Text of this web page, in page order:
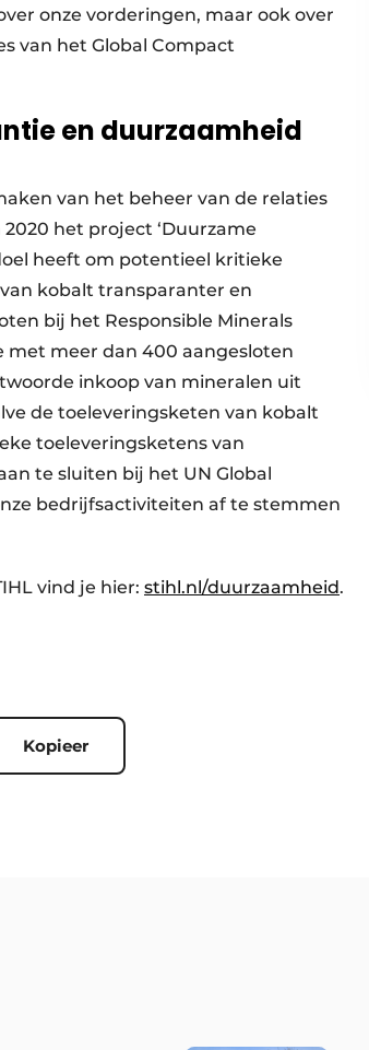
onze vorderingen, maar ook over
van het Global Compact
en duurzaamheid
van het beheer van de relaties
het project ‘Duurzame
heeft om potentieel kritieke
kobalt transparanter en
bij het Responsible Minerals
met meer dan 400 aangesloten
inkoop van mineralen uit
de toeleveringsketen van kobalt
toeleveringsketens van
te sluiten bij het UN Global
bedrijfsactiviteiten af te stemmen
vind je hier: stihl.nl/duurzaamheid.
Kopieer